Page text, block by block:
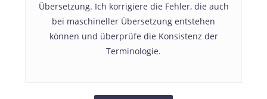
Übersetzung. Ich korrigiere die Fehler, die auch
bei maschineller Übersetzung entstehen
können und überprüfe die Konsistenz der
Terminologie.